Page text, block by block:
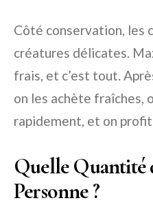
Côté conservation, les
créatures délicates.
frais, et c’est tout.
on les achète fraîches,
rapidement, et on
Quelle Quantité
Personne ?